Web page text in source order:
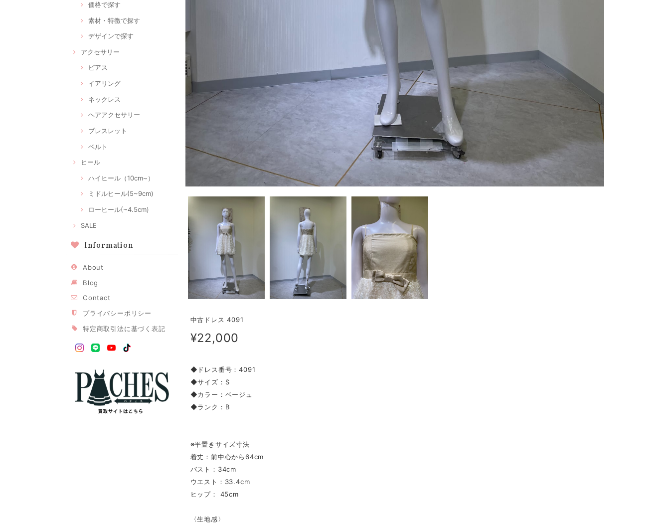
価格で探す
素材・特徴で探す
デザインで探す
アクセサリー
ピアス
イアリング
ネックレス
ヘアアクセサリー
ブレスレット
ベルト
ヒール
ハイヒール（10cm~）
ミドルヒール(5~9cm)
ローヒール(~4.5cm)
SALE
Information
About
Blog
Contact
プライバシーポリシー
特定商取引法に基づく表記
中古ドレス 4091
¥22,000
◆ドレス番号：4091
◆サイズ：S
◆カラー：ベージュ
◆ランク：B
※平置きサイズ寸法
着丈：前中心から64cm
バスト：34cm
ウエスト：33.4cm
ヒップ： 45cm
〈生地感〉